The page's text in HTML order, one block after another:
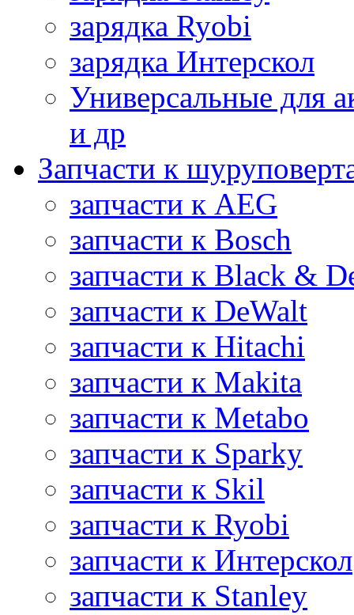
зарядка Ryobi
зарядка Интерскол
Универсальные для
и др
Запчасти к
запчасти к AEG
запчасти к Bosch
запчасти к Black &
запчасти к DeWalt
запчасти к Hitachi
запчасти к Makita
запчасти к Metabo
запчасти к Sparky
запчасти к Skil
запчасти к Ryobi
запчасти к Интерскол
запчасти к Stanley